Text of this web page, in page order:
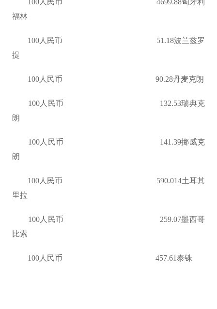
100人民币 4699.88匈牙利
福林
100人民币 51.18波兰兹罗
提
100人民币 90.28丹麦克朗
100人民币 132.53瑞典克
朗
100人民币 141.39挪威克
朗
100人民币 590.014土耳其
里拉
100人民币 259.07墨西哥
比索
100人民币 457.61泰铢